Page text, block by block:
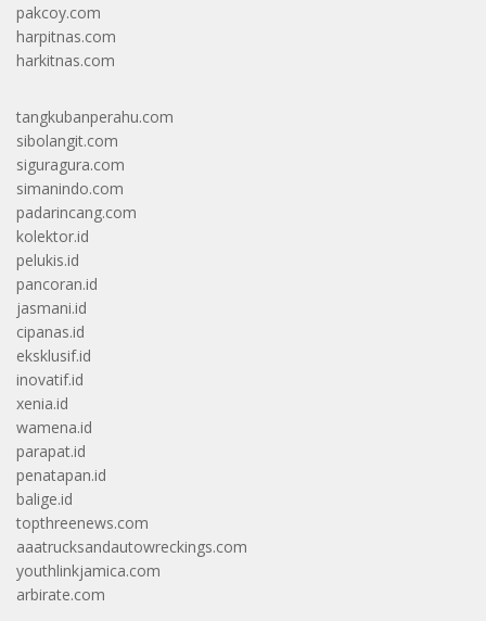
pakcoy.com
harpitnas.com
harkitnas.com
tangkubanperahu.com
sibolangit.com
siguragura.com
simanindo.com
padarincang.com
kolektor.id
pelukis.id
pancoran.id
jasmani.id
cipanas.id
eksklusif.id
inovatif.id
xenia.id
wamena.id
parapat.id
penatapan.id
balige.id
topthreenews.com
aaatrucksandautowreckings.com
youthlinkjamica.com
arbirate.com